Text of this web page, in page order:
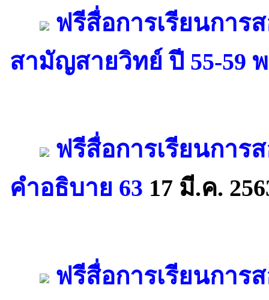
ฟรีสื่อการเรียนกา
สามัญสายวิทย์ ปี 55-59
ฟรีสื่อการเรียนกา
คำอธิบาย 63 17 มี.ค.
ฟรีสื่อการเรียนการ